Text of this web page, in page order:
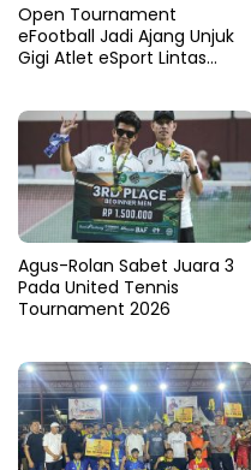
Open Tournament
eFootball Jadi Ajang Unjuk
Gigi Atlet eSport Lintas
Agus-Rolan Sabet Juara 3
Pada United Tennis
Tournament 2026